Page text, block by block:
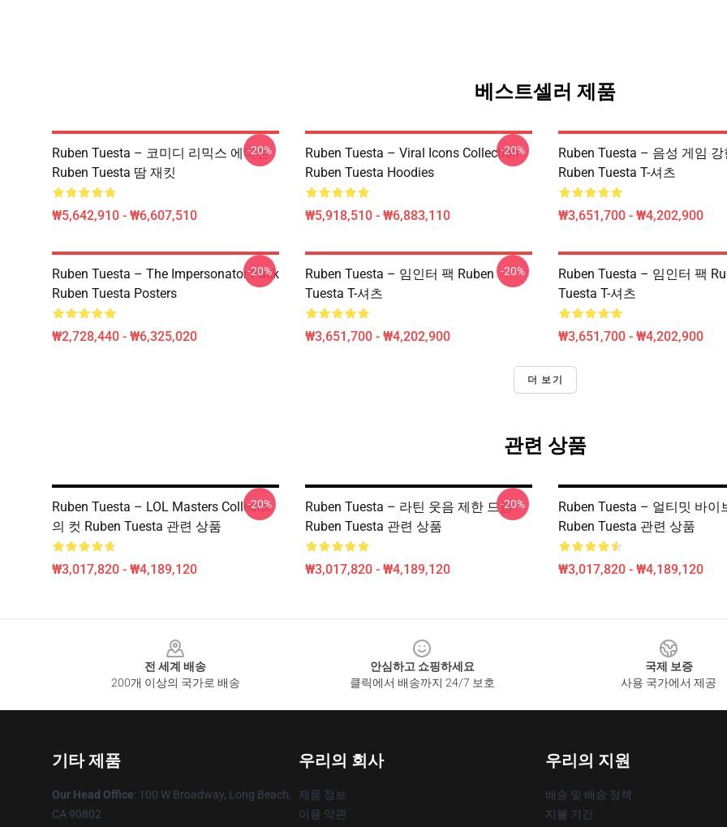
베스트셀러 제품
Ruben Tuesta – 코미디 리믹스 에디션
Ruben Tuesta 땀 재킷
₩5,642,910 - ₩6,607,510
-20%
Ruben Tuesta – Viral Icons Collection
Ruben Tuesta Hoodies
₩5,918,510 - ₩6,883,110
-20%
Ruben Tuesta – 음성 게임
Ruben Tuesta T-셔츠
₩3,651,700 - ₩4,202,900
Ruben Tuesta – The Impersonator Pack
Ruben Tuesta Posters
₩2,728,440 - ₩6,325,020
-20%
Ruben Tuesta – 임인터 팩 Ruben
Tuesta T-셔츠
₩3,651,700 - ₩4,202,900
-20%
Ruben Tuesta – 임인터 팩
Tuesta T-셔츠
₩3,651,700 - ₩4,202,900
더 보기
관련 상품
Ruben Tuesta – LOL Masters Collector
의 컷 Ruben Tuesta 관련 상품
₩3,017,820 - ₩4,189,120
-20%
Ruben Tuesta – 라틴 웃음 제한 드롭
Ruben Tuesta 관련 상품
₩3,017,820 - ₩4,189,120
-20%
Ruben Tuesta – 얼티밋 바이
Ruben Tuesta 관련 상품
₩3,017,820 - ₩4,189,120
전 세계 배송
200개 이상의 국가로 배송
안심하고 쇼핑하세요
클릭에서 배송까지 24/7 보호
국제 보증
사용 국가에서 제공
기타 제품
Our Head Office: 100 W Broadway, Long Beach,
CA 90802
우리의 회사
제품 정보
이용 약관
우리의 지원
배송 및 배송 정책
지불 기간